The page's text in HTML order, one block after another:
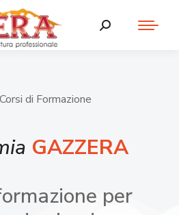
di Formazione
GAZZERA
per